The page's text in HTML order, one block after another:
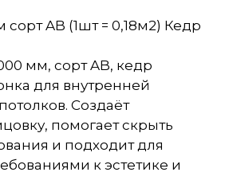
сорт AB (1шт = 0,18м2) Кедр
мм, сорт AB, кедр
для внутренней
Создаёт
помогает скрыть
и подходит для
к эстетике и